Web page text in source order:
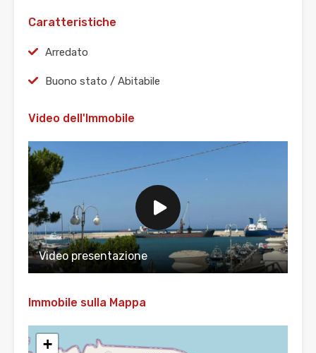
Caratteristiche
Arredato
Buono stato / Abitabile
Video dell'Immobile
Video presentazione
Immobile sulla Mappa
+